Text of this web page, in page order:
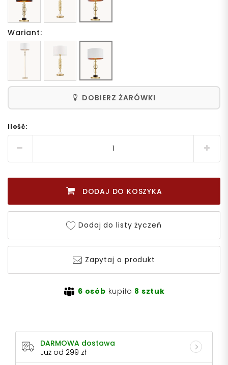
Wariant:
DOBIERZ ŻARÓWKI
Ilość:
DODAJ DO KOSZYKA
Dodaj do listy życzeń
Zapytaj o produkt
6 osób kupiło 8 sztuk
DARMOWA dostawa
Już od 299 zł